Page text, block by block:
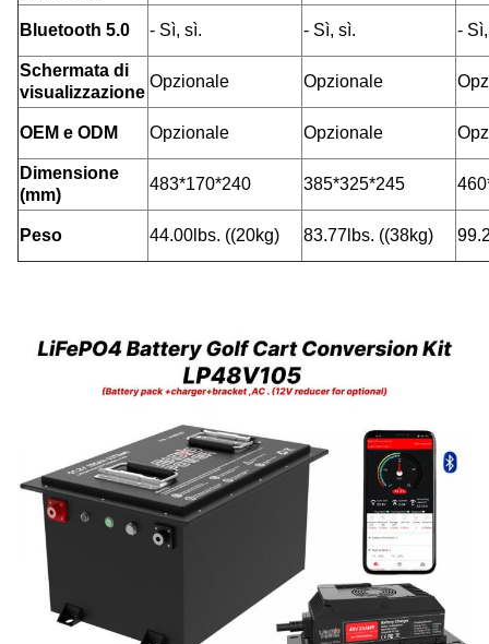
Bluetooth 5.0 - Sì, sì. - Sì, sì. -
Schermata di
visualizzazione
Opzionale Opzionale
OEM e ODM Opzionale Opzionale
Dimensione
(mm)
483*170*240 385*325*245
Peso 44.00lbs. ((20kg) 83.77lbs. ((38kg)